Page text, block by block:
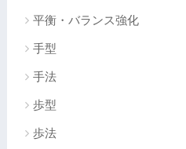
平衡・バランス強化
手型
手法
歩型
歩法